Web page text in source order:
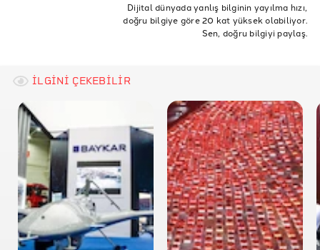
Dijital dünyada yanlış bilginin yayılma hızı,
doğru bilgiye göre 20 kat yüksek olabiliyor.
Sen, doğru bilgiyi paylaş.
İLGİNİ ÇEKEBİLİR